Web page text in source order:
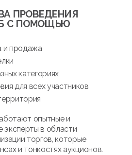
ПРОВЕДЕНИЯ
С ПОМОЩЬЮ
и продажа
категориях
для всех участников
опытные и
эксперты в области
торгов, которые
и тонкостях аукционов.